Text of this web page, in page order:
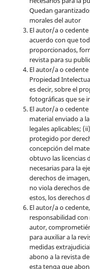
Quedan
morales del autor
El autor/a o
acuerdo con que
proporcionados,
revista para su
El autor/a o
Propiedad
es decir, sobre el
fotográficas que se
El autor/a o
material enviado a
legales aplicables;
protegido por
concepción del
obtuvo las licencias
necesarias para la
derechos de
no viola derechos
estos, los derechos
El autor/a o
responsabilidad con
autor,
para auxiliar a la
medidas
abono a la revista
esta tenga que